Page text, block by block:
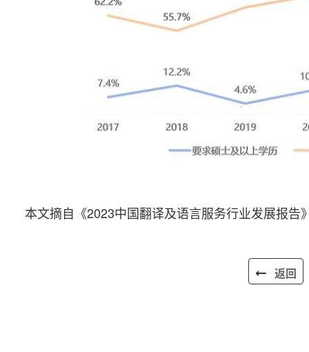
本文摘自《2023中国翻译及语言服务行业发展报告
返回